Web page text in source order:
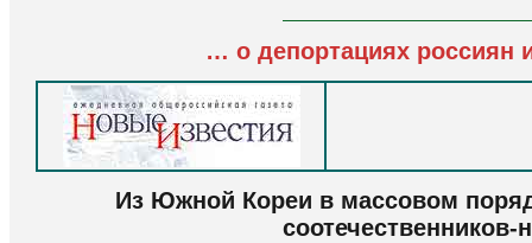
… о депортациях россиян
Из Южной Кореи в массовом
соотечественников-